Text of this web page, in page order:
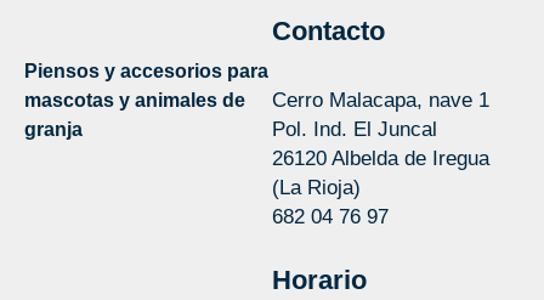
Piensos y accesorios para
mascotas y animales de
granja
Contacto
Cerro Malacapa, nave 1
Pol. Ind. El Juncal
26120 Albelda de Iregua
(La Rioja)
682 04 76 97
Horario